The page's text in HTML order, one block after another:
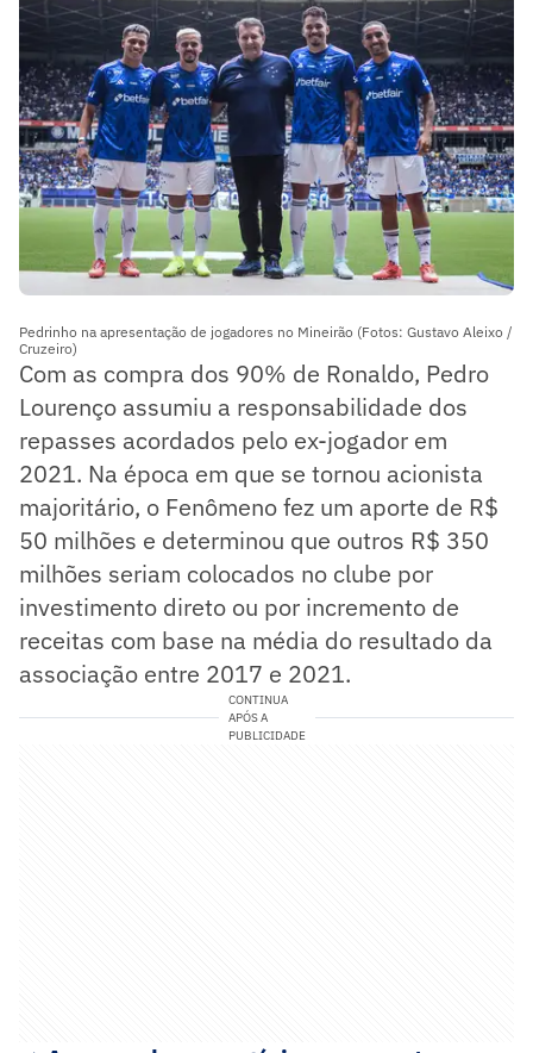
Pedrinho na apresentação de jogadores no Mineirão (Fotos: Gustavo Aleixo /
Cruzeiro)
Com as compra dos 90% de Ronaldo, Pedro
Lourenço assumiu a responsabilidade dos
repasses acordados pelo ex-jogador em
2021. Na época em que se tornou acionista
majoritário, o Fenômeno fez um aporte de R$
50 milhões e determinou que outros R$ 350
milhões seriam colocados no clube por
investimento direto ou por incremento de
receitas com base na média do resultado da
associação entre 2017 e 2021.
CONTINUA
APÓS A
PUBLICIDADE